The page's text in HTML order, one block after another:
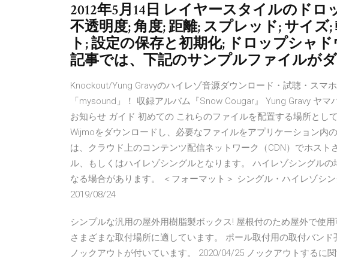
2012年5月14日 レイヤースタイルのド
不透明度; 角度; 距離; スプレッド; サイズ
ト; 設定の保存と初期化; ドロップシャ
記事では、下記のサンプルファイルが
Knockout/Yung Gravyのハイレゾ音源ダウンロード・試聴・スマ
「mysound」！ 収録アルバム『Snow Cougar』 Yung Gravy ヤ
お知らせ ガイド 初めての これらのファイルを配置する場所とし
Wijmoをダウンロードし、必要なファイルをアプリケーション内
は、クラウド上のコンテンツ配信ネットワーク（CDN）でホス
ル、もしくはハイレゾシングルとなります。 ハイレゾシングル
なる場合があります。 ＜フォーマット＞ シングル・ハイレゾシ
2019/08/24
シンプルな汎用の屋外用樹脂製ボックス! 屋根付のため屋外で使
さまざまな取付場所に適しています。 ポール取付用の取付バン
ノックアウトが付いています。 2020/04/25 ノックアウトするに